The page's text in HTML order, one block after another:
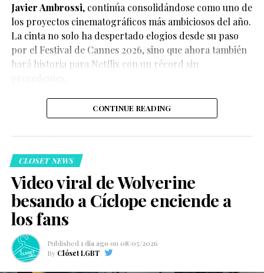
Según el medio estadounidense, Marvel Studios realizó
para interpretar al líder de los mutantes en el esperado
reinicio de la franquicia.
Hasta el momento, Marvel Studios no ha confirmado
oficialmente el casting, por lo que la información
debe considerarse un reporte y no un anuncio
oficial.
Javier Ambrossi, continúa consolidándose como uno de
los proyectos cinematográficos más ambiciosos del año.
La cinta no solo ha despertado elogios desde su paso
por el Festival de Cannes 2026, sino que ahora también
hará historia para Netflix con un récord sin
CONTINUE READING
CLOSET NEWS
Video viral de Wolverine
besando a Cíclope enciende a
los fans
Published 1 día ago on 08/05/2026
By Clóset LGBT